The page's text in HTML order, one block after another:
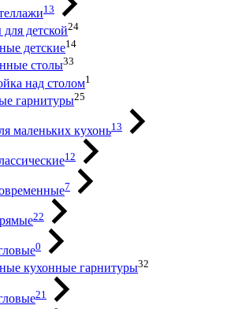
13
детской24
детские14
столы33
над столом1
гарнитуры25
маленьких кухонь13
12
7
22
0
кухонные гарнитуры32
21